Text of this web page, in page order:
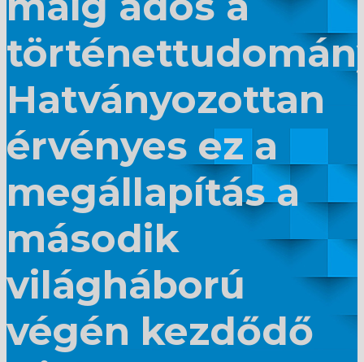
Hatványozottan
érvényes ez a
megállapítás a
második
világháború
végén kezdődő